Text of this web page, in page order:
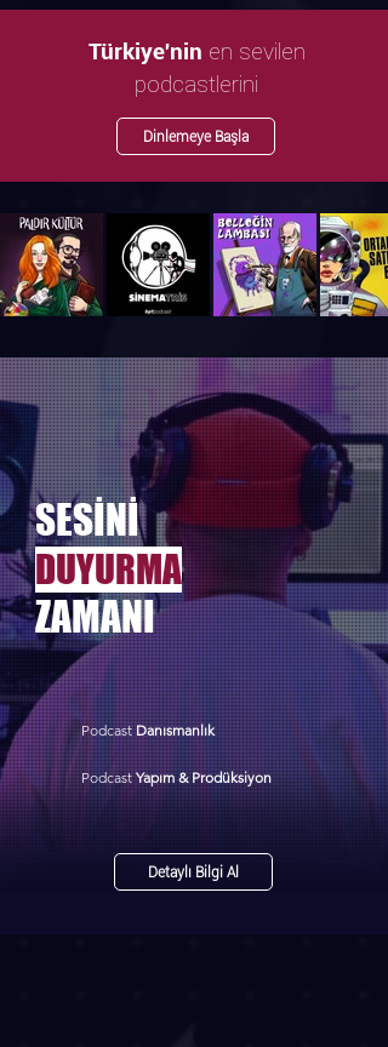
Türkiye'nin en sevilen
podcastlerini
Dinlemeye Başla
SESİNİ
DUYURMA
ZAMANI
PodcastDanısmanlık
Detaylı Bilgi Al
PodcastYapım & Prodüksiyon